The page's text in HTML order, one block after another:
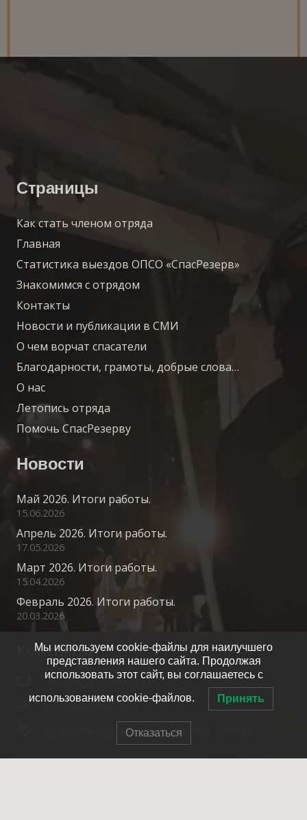
Страницы
Как стать членом отряда
Главная
Статистика выездов ОПСО «СпасРезерв»
Знакомимся с отрядом
Контакты
Новости и публикации в СМИ
О чем ворчат спасатели
Благодарности, грамоты, добрые слова…
О нас
Летопись отряда
Помочь СпасРезерву
Новости
Май 2026. Итоги работы.
15.06.2026
Апрель 2026. Итоги работы.
17.05.2026
Март 2026. Итоги работы.
15.04.2026
Февраль 2026. Итоги работы.
20.03.2026
Контакты
info@spasrezerv.ru
+7 (495) 676-02-06
Динамовская ул., 10к1, Москва, 109044
Мы используем cookie-файлы для наилучшего
представления нашего сайта. Продолжая
использовать этот сайт, вы соглашаетесь с
использованием cookie-файлов. Принять
Отказаться